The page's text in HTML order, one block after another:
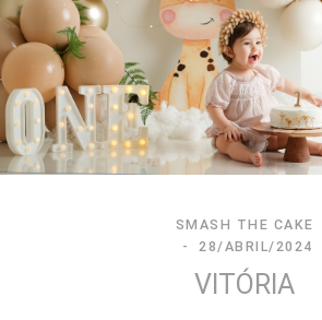
SMASH THE CAKE
28/ABRIL/2024
VITÓRIA